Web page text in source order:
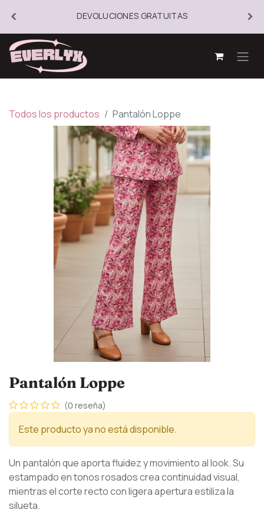
DEVOLUCIONES GRATUITAS
Todos los productos Pantalón Loppe
Pantalón Loppe
(0 reseña)
Este producto ya no está disponible.
Un pantalón que aporta fluidez y movimiento al look. Su
estampado en tonos rosados crea continuidad visual,
mientras el corte recto con ligera apertura estiliza la
silueta.